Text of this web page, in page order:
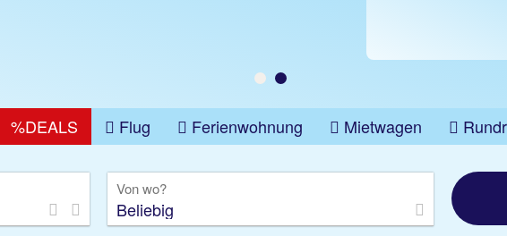
%DEALS Flug Ferienwohnung Mietwagen
Von wo?
Beliebig